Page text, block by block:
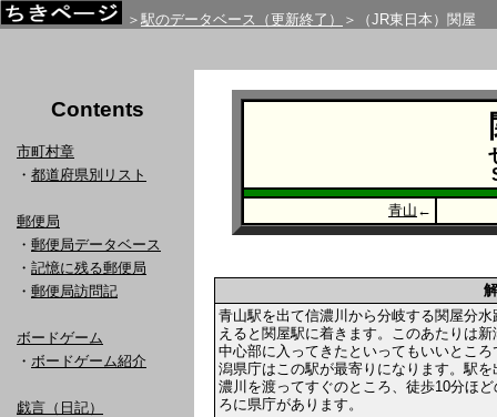
＞ 駅のデータベース（更新終了） ＞（JR東日本）関屋
Contents
市町村章
・ 都道府県別リスト
郵便局
・ 郵便局データベース
・ 記憶に残る郵便局
・ 郵便局訪問記
ボードゲーム
・ ボードゲーム紹介
戯言（日記）
青山 ←
青山駅を出て信濃川から分岐する関屋分水
えると関屋駅に着きます。このあたりは新
中心部に入ってきたといってもいいところ
潟県庁はこの駅が最寄りになります。駅を
濃川を渡ってすぐのところ、徒歩10分ほ
ろに県庁があります。